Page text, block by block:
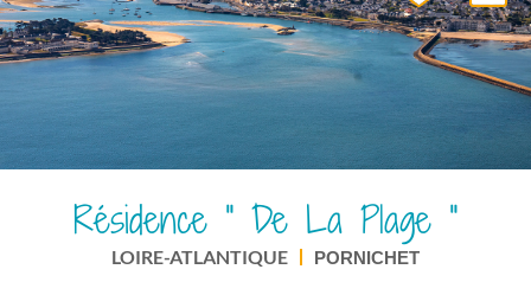
MONTAGNE
VILLES
BROCHURES
NEWSLETTER
Résidence " De La Plage "
LOIRE-ATLANTIQUE PORNICHET